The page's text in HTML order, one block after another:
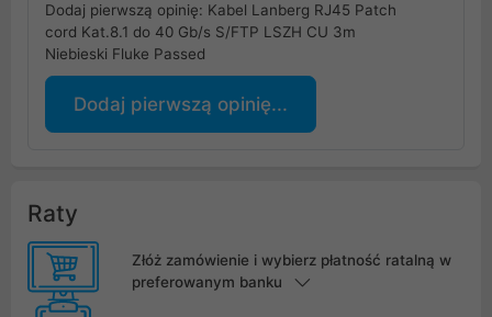
Dodaj pierwszą opinię: Kabel Lanberg RJ45 Patch
cord Kat.8.1 do 40 Gb/s S/FTP LSZH CU 3m
Niebieski Fluke Passed
Dodaj pierwszą opinię...
Raty
Złóż zamówienie i wybierz płatność ratalną w
preferowanym banku